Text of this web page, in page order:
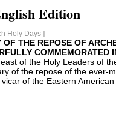
Edition
Holy Days ]
OF THE REPOSE OF
COMMEMORATED
of the Holy Leaders of
of the repose of the ever-
of the Eastern American